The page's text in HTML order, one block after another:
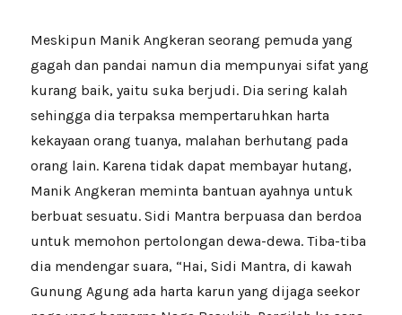
Meskipun Manik Angkeran seorang pemuda yang
gagah dan pandai namun dia mempunyai sifat yang
kurang baik, yaitu suka berjudi. Dia sering kalah
sehingga dia terpaksa mempertaruhkan harta
kekayaan orang tuanya, malahan berhutang pada
orang lain. Karena tidak dapat membayar hutang,
Manik Angkeran meminta bantuan ayahnya untuk
berbuat sesuatu. Sidi Mantra berpuasa dan berdoa
untuk memohon pertolongan dewa-dewa. Tiba-tiba
dia mendengar suara, “Hai, Sidi Mantra, di kawah
Gunung Agung ada harta karun yang dijaga seekor